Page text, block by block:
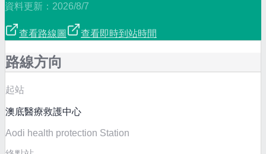
資料更新： 2026/8/7
查看路線圖 查看即時到站時間
路線方向
起站
澳底醫療救護中心
Aodi health protection Station